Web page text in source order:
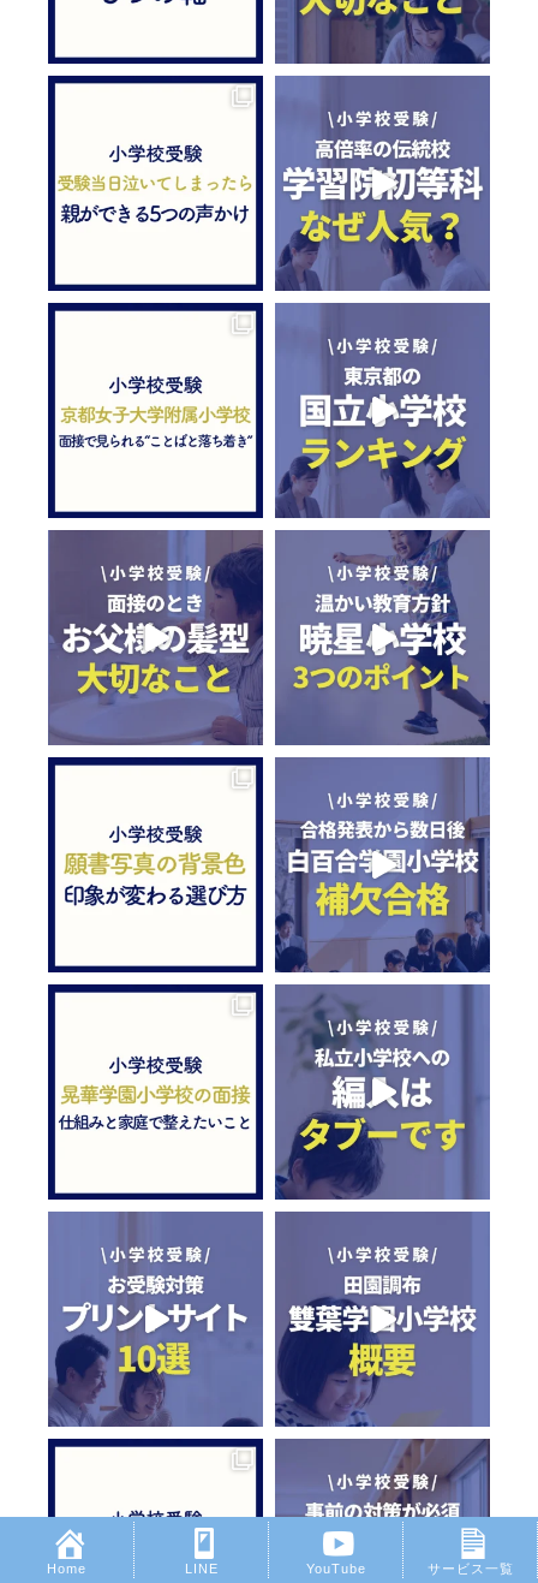
Home LINE YouTube サービス一覧